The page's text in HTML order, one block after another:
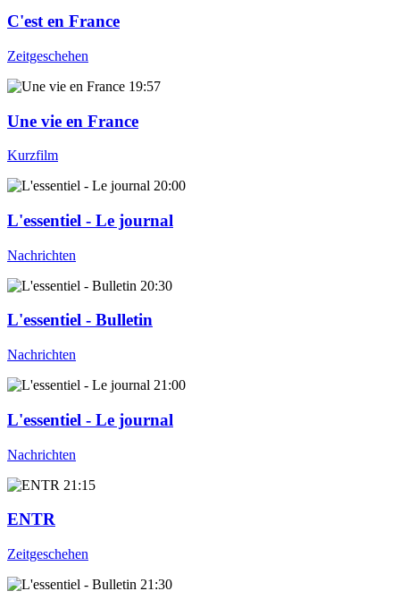
C'est en France
Zeitgeschehen
19:57
Une vie en France
Kurzfilm
20:00
L'essentiel - Le journal
Nachrichten
20:30
L'essentiel - Bulletin
Nachrichten
21:00
L'essentiel - Le journal
Nachrichten
21:15
ENTR
Zeitgeschehen
21:30